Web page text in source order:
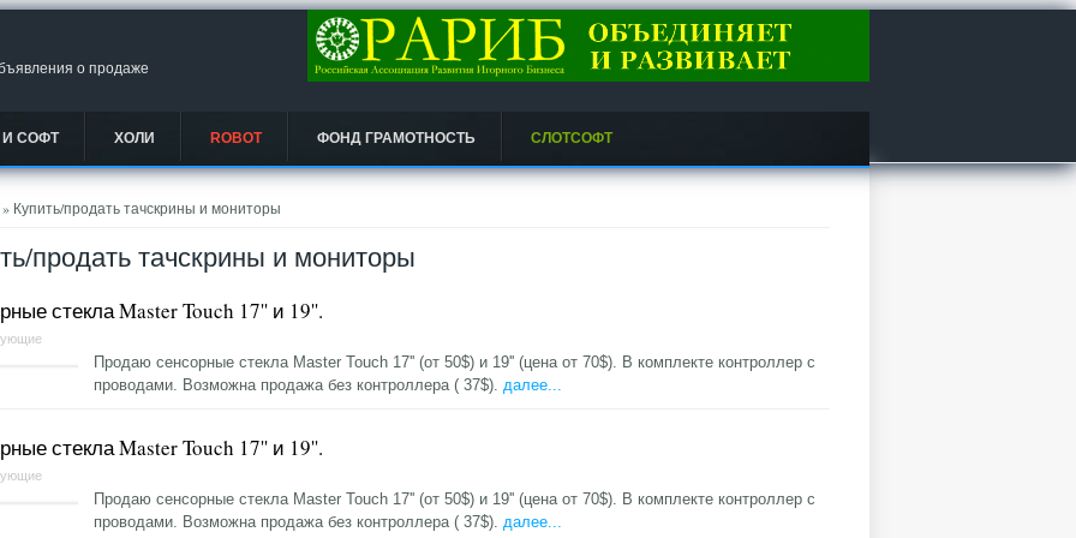
о продаже
СОФТ ХОЛИ ROBOT ФОНД ГРАМОТНОСТЬ СЛОТСОФТ
» Купить/продать тачскрины и мониторы
продать тачскрины и мониторы
стекла Master Touch 17'' и 19''.
Продаю сенсорные стекла Master Touch 17'' (от 50$) и 19'' (цена от 70$). В комплекте контроллер с
проводами. Возможна продажа без контроллера ( 37$).далее...
стекла Master Touch 17'' и 19''.
Продаю сенсорные стекла Master Touch 17'' (от 50$) и 19'' (цена от 70$). В комплекте контроллер с
проводами. Возможна продажа без контроллера ( 37$).далее...